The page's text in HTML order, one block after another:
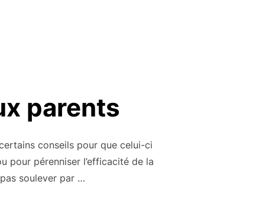
parents
conseils pour que celui-ci
pour pérenniser l’efficacité de la
soulever par …